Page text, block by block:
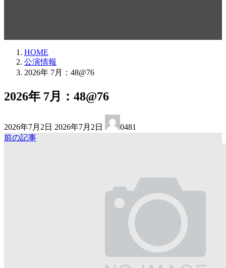
HOME
公演情報
2026年 7月：48@76
2026年 7月：48@76
2026年7月2日 終
2026年7月2日
0481
前の記事